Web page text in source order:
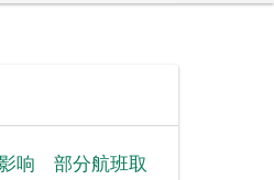
影响 部分航班取